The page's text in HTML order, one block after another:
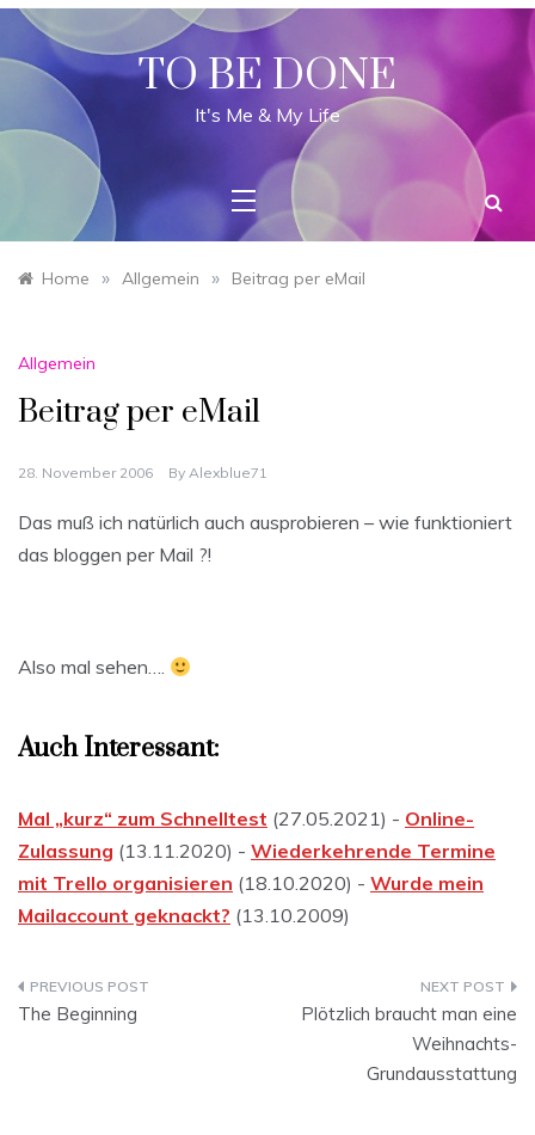
Skip
content
TO BE DONE
It's Me & My Life
Home » Allgemein » Beitrag per eMail
Allgemein
Beitrag per eMail
28. November 2006 By Alexblue71
Das muß ich natürlich auch ausprobieren – wie funktioniert
das bloggen per Mail ?!
Also mal sehen….
Auch Interessant:
Mal „kurz“ zum Schnelltest (27.05.2021) - Online-
Zulassung (13.11.2020) - Wiederkehrende Termine
mit Trello organisieren (18.10.2020) - Wurde mein
Mailaccount geknackt? (13.10.2009)
Beitragsnavigation
The Beginning
Plötzlich braucht man eine
Weihnachts-
Grundausstattung